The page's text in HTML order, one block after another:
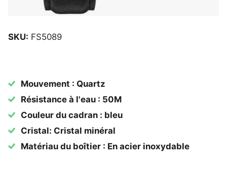
SKU: FS5089
Mouvement : Quartz
Résistance à l'eau : 50M
Couleur du cadran : bleu
Cristal: Cristal minéral
Matériau du boîtier : En acier inoxydable